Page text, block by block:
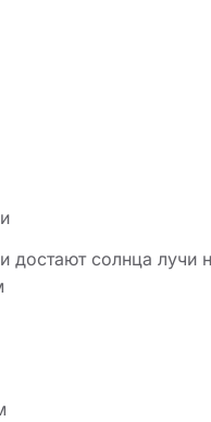
достают солнца лучи